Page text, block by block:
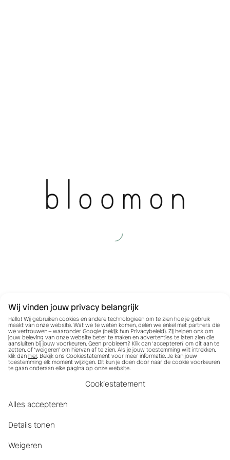
Wij vinden jouw privacy belangrijk
Hallo! Wij gebruiken cookies en andere technologieën om te zien hoe je gebruik
maakt van onze website. Wat we te weten komen, delen we enkel met partners die
we vertrouwen – waaronder Google (bekijk hun Privacybeleid). Zij helpen ons om
jouw beleving van onze website beter te maken en advertenties te laten zien die
aansluiten bij jouw voorkeuren. Geen probleem? Klik dan ‘accepteren’ om dit aan te
zetten, of ‘weigeren’ om hiervan af te zien. Als je jouw toestemming wilt intrekken,
klik dan hier. Bekijk ons Cookiestatement voor meer informatie. Je kan jouw
toestemming elk moment wijzigen. Dit kun je doen door naar de cookie voorkeuren
te gaan onderaan elke pagina op onze website.
Cookiestatement
Alles accepteren
Details tonen
Weigeren